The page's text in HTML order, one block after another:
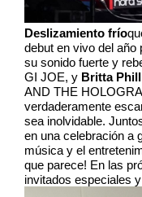
Deslizamiento frío
debut en vivo del año
su sonido fuerte y
GI JOE, y Britta
AND THE
verdaderamente
sea inolvidable.
en una celebración a
música y el
que parece! En las
invitados especiales